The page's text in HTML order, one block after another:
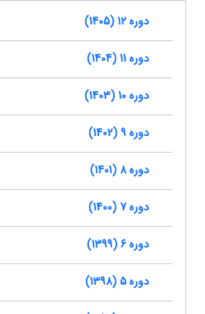
دوره 12 (1405)
دوره 11 (1404)
دوره 10 (1403)
دوره 9 (1402)
دوره 8 (1401)
دوره 7 (1400)
دوره 6 (1399)
دوره 5 (1398)